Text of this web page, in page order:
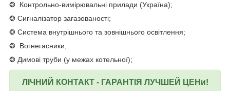
❂ Контрольно-вимірювальні прилади (Україна);
❂ Сигналізатор загазованості;
❂ Система внутрішнього та зовнішнього освітлення;
❂ Вогнегасники;
❂ Димові труби (у межах котельної);
ЛІЧНИЙ КОНТАКТ - ГАРАНТІЯ ЛУЧШЕЙ ЦЕНи!